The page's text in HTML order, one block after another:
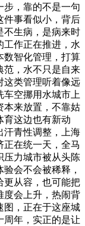
步，靠的不是一句
件事看似小，背后
不生病，是病来时
工作正在推进，水
数智化管理，打算
范，水不只是自来
这类管理听着像远
车空挪用水城市上
本来放置，不靠姑
育这边也有新动
汗青性调整，上海
正在统一天，全马
压力城市被从头陈
会不会被稀释，
更从容，也可能把
度会上升，热闹背
图，正在于这座城
周年，实正的是让